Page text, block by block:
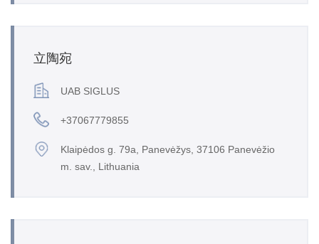
立陶宛
UAB SIGLUS
+37067779855
Klaipėdos g. 79a, Panevėžys, 37106 Panevėžio
m. sav., Lithuania